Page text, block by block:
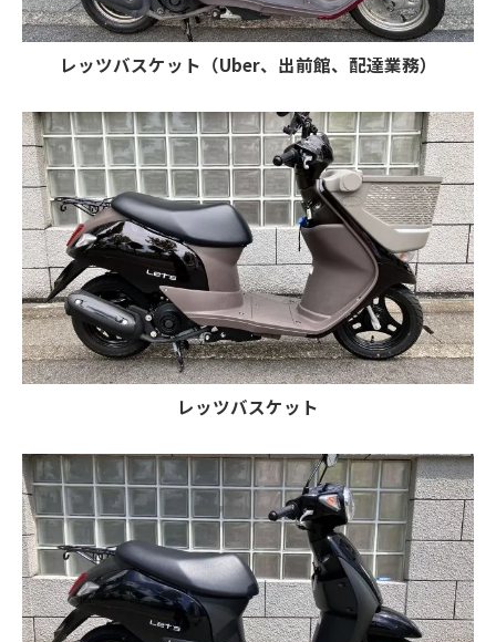
レッツバスケット（Uber、出前館、配達業務）
レッツバスケット